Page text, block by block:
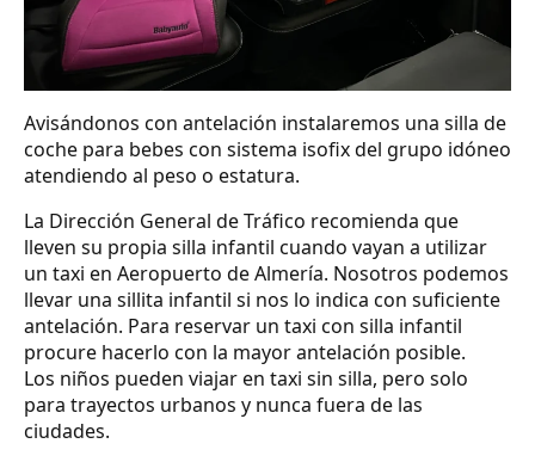
Avisándonos con antelación instalaremos una silla de
coche para bebes con sistema isofix del grupo idóneo
atendiendo al peso o estatura.
La Dirección General de Tráfico recomienda que
lleven su propia silla infantil cuando vayan a utilizar
un taxi en Aeropuerto de Almería. Nosotros podemos
llevar una sillita infantil si nos lo indica con suficiente
antelación. Para reservar un taxi con silla infantil
procure hacerlo con la mayor antelación posible.
Los niños pueden viajar en taxi sin silla, pero solo
para trayectos urbanos y nunca fuera de las
ciudades.